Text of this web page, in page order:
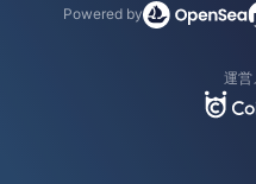
Powered by
運営